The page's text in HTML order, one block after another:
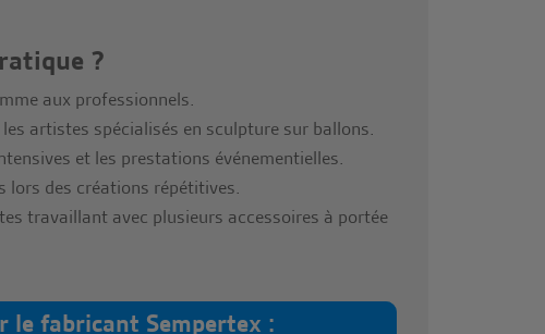
?
aux professionnels.
artistes spécialisés en sculpture sur ballons.
et les prestations événementielles.
lors des créations répétitives.
travaillant avec plusieurs accessoires à portée
le fabricant Sempertex :